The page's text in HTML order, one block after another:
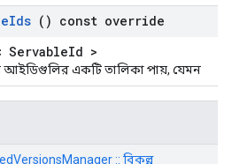
Ids () const override
>
আইডিগুলির একটি তালিকা পায়, যেমন
:: বিকল্প